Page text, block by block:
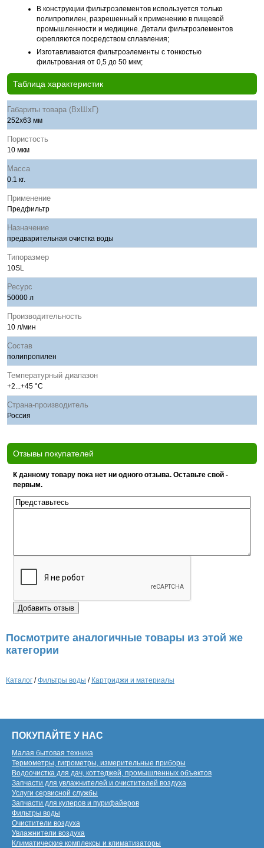
В конструкции фильтроэлементов используется только
полипропилен, разрешенный к применению в пищевой
промышленности и медицине. Детали фильтроэлементов
скрепляются посредством сплавления;
Изготавливаются фильтроэлементы с тонкостью
фильтрования от 0,5 до 50 мкм;
Таблица характеристик
Габариты товара (ВхШхГ)
252х63 мм
Пористость
10 мкм
Масса
0.1 кг.
Применение
Предфильтр
Назначение
предварительная очистка воды
Типоразмер
10SL
Ресурс
50000 л
Производительность
10 л/мин
Состав
полипропилен
Температурный диапазон
+2...+45 °C
Страна-производитель
Россия
Отзывы покупателей
К данному товару пока нет ни одного отзыва. Оставьте свой -
первым.
Посмотрите аналогичные товары из этой же
категории
Каталог /Фильтры воды / Картриджи и материалы
ПОКУПАЙТЕ У НАС
Малая бытовая техника
Термометры, гигрометры, измерительные приборы
Водоочистка для дач, коттеджей, промышленных объектов
Запчасти для увлажнителей и очистителей воздуха
Услуги сервисной службы
Запчасти для кулеров и пурифайеров
Фильтры воды
Очистители воздуха
Увлажнители воздуха
Климатические комплексы и климатизаторы